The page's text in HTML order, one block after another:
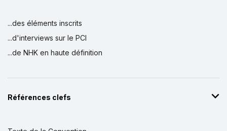
...des éléments inscrits
...d'interviews sur le PCI
...de NHK en haute définition
Références clefs